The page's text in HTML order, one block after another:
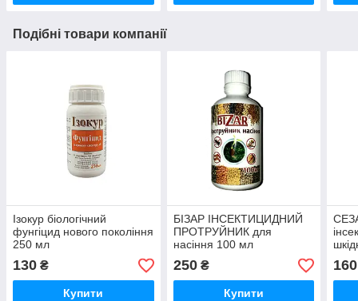
Подібні товари компанії
Ізокур біологічний
фунгіцид нового покоління
250 мл
130 ₴
Купити
БІЗАР ІНСЕКТИЦИДНИЙ
ПРОТРУЙНИК для
насіння 100 мл
250₴
Купити
160